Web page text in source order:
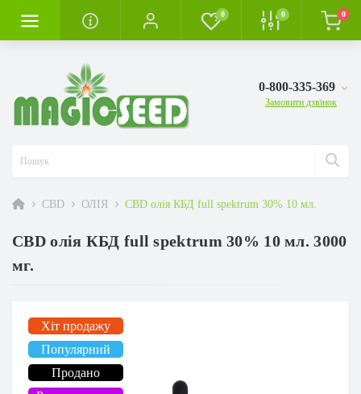
0 0 0
0-800-335-369
Замовити дзвінок
CBD ОЛІЯ CBD олія КБД full spektrum 30% 10 мл.
CBD олія КБД full spektrum 30% 10 мл. 3000
мг.
Хіт продажу
Популярний
Продано